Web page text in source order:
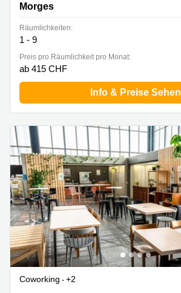
Morges
Räumlichkeiten:
1 - 9
Preis pro Räumlichkeit pro Monat:
ab 415 CHF
Info & Preise Sehen
Coworking
+2